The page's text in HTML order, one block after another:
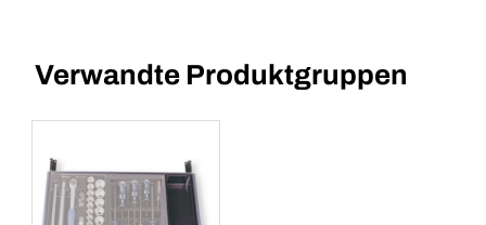
Verwandte Produktgruppen